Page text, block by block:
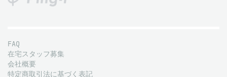
FAQ
在宅スタッフ募集
会社概要
特定商取引法に基づく表記